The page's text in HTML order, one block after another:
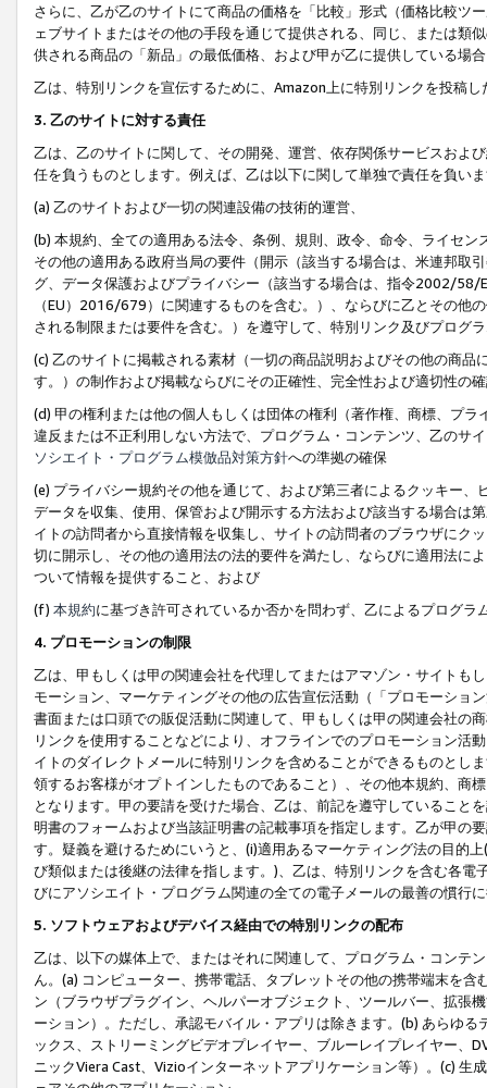
さらに、乙が乙のサイトにて商品の価格を「比較」形式（価格比較ツ
ェブサイトまたはその他の手段を通じて提供される、同じ、または類
供される商品の「新品」の最低価格、および甲が乙に提供している場
乙は、特別リンクを宣伝するために、Amazon上に特別リンクを投稿
3. 乙のサイトに対する責任
乙は、乙のサイトに関して、その開発、運営、依存関係サービスおよ
任を負うものとします。例えば、乙は以下に関して単独で責任を負い
(a) 乙のサイトおよび一切の関連設備の技術的運営、
(b) 本規約、全ての適用ある法令、条例、規則、政令、命令、ライセ
その他の適用ある政府当局の要件（開示（該当する場合は、米連邦取
グ、データ保護およびプライバシー（該当する場合は、指令2002/58/
（EU）2016/679）に関連するものを含む。）、ならびに乙とその他
される制限または要件を含む。）を遵守して、特別リンク及びプログ
(c) 乙のサイトに掲載される素材（一切の商品説明およびその他の商
す。）の制作および掲載ならびにその正確性、完全性および適切性の
(d) 甲の権利または他の個人もしくは団体の権利（著作権、商標、プ
違反または不正利用しない方法で、プログラム・コンテンツ、乙のサ
ソシエイト・プログラム模倣品対策方針への準拠の確保
(e) プライバシー規約その他を通じて、および第三者によるクッキー
データを収集、使用、保管および開示する方法および該当する場合は
イトの訪問者から直接情報を収集し、サイトの訪問者のブラウザにク
切に開示し、その他の適用法の法的要件を満たし、ならびに適用法に
ついて情報を提供すること、および
(f) 本規約に基づき許可されているか否かを問わず、乙によるプログ
4. プロモーションの制限
乙は、甲もしくは甲の関連会社を代理してまたはアマゾン・サイトも
モーション、マーケティングその他の広告宣伝活動（「プロモーショ
書面または口頭での販促活動に関連して、甲もしくは甲の関連会社の
リンクを使用することなどにより、オフラインでのプロモーション活
イトのダイレクトメールに特別リンクを含めることができるものとし
領するお客様がオプトインしたものであること）、その他本規約、商
となります。甲の要請を受けた場合、乙は、前記を遵守していること
明書のフォームおよび当該証明書の記載事項を指定します。乙が甲の
す。疑義を避けるためにいうと、(i)適用あるマーケティング法の目的
び類似または後継の法律を指します。)、乙は、特別リンクを含む各
びにアソシエイト・プログラム関連の全ての電子メールの最善の慣行
5. ソフトウェアおよびデバイス経由での特別リンクの配布
乙は、以下の媒体上で、またはそれに関連して、プログラム・コンテ
ん。(a) コンピューター、携帯電話、タブレットその他の携帯端末を
ン（ブラウザプラグイン、ヘルパーオブジェクト、ツールバー、拡張
ーション）。ただし、承認モバイル・アプリは除きます。(b) あらゆ
ックス、ストリーミングビデオプレイヤー、ブルーレイプレイヤー、
ニックViera Cast、Vizioインターネットアプリケーション等）。(c)